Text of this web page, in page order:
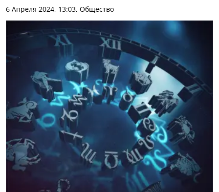
6 Апреля 2024, 13:03, Общество